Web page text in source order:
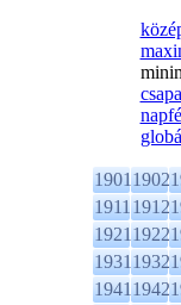
19011902
19111912
19211922
19311932
19411942